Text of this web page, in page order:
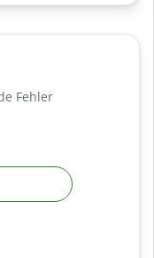
Fehler